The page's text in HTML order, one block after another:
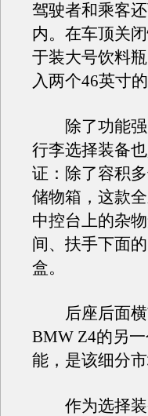
驾驶者和乘客
内。在车顶关
于装大号饮料
入两个46英寸
除了功能强
行李选择装备
证：除了容积
储物箱，这款
中控台上的杂
间、扶手下面
盒。
后座后面横
BMW Z4的另
能，是该细分市
作为选择装